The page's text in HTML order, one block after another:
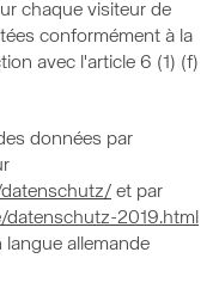
chaque visiteur de
conformément à la
avec l'article 6 (1) (f)
données par
et par
2019.html
allemande